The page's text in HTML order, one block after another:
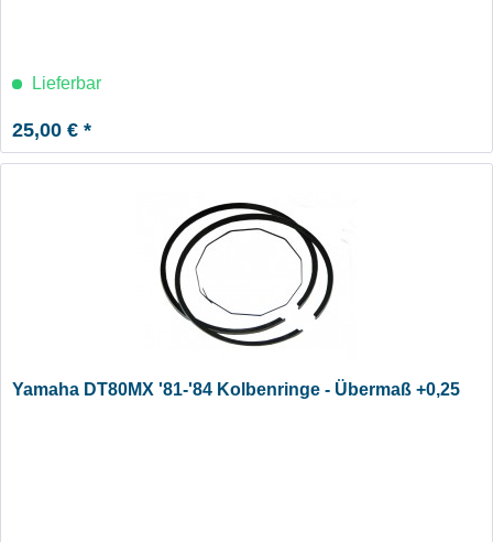
Lieferbar
25,00 € *
Yamaha DT80MX '81-'84 Kolbenringe - Übermaß +0,25